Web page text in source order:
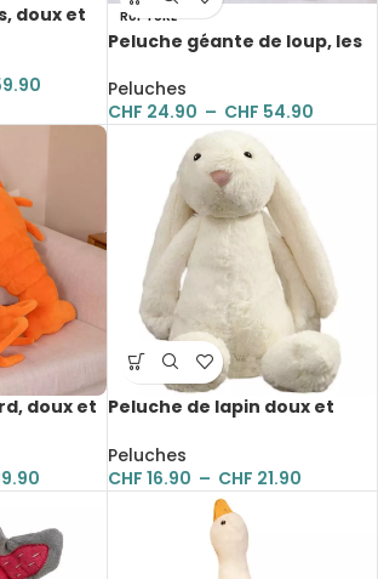
doux et
RUPTURE
Peluche géante de loup, les
Peluches
CHF 24.90 – CHF 54.90
doux et Peluche de lapin doux et
à 45 cm
Peluches
CHF 16.90 – CHF 21.90